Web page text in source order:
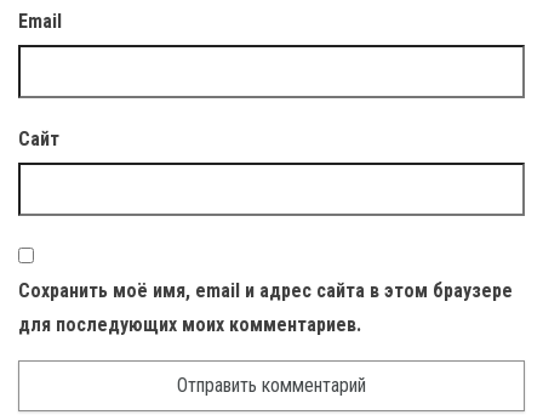
Email
Сайт
Сохранить моё имя, email и адрес сайта в этом браузере
для последующих моих комментариев.